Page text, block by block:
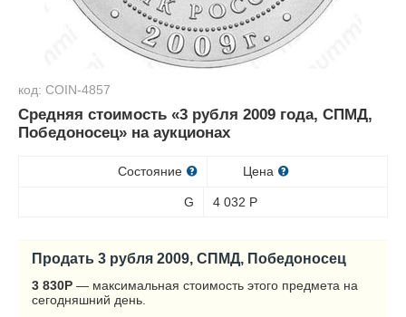
код: COIN-4857
Средняя стоимость «3 рубля 2009 года, СПМД,
Победоносец» на аукционах
Состояние Цена
G 4 032 Р
Продать 3 рубля 2009, СПМД, Победоносец
3 830Р — максимальная стоимость этого предмета на
сегодняшний день.